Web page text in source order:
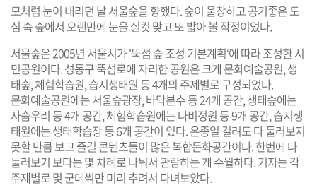
털 R
L
복
사
유
하
기
크
경
하
기
작
경
하
기
모처럼 눈이 내리던 날 서울숲을 향했다. 숲이 울창하고 공기좋은 도
심 속 숲에서 오랜만에 눈을 실컷 맞고 또 밟아 볼 작정이었다.
서울숲은 2005년 서울시가 '뚝섬 숲 조성 기본계획‘에 따라 조성한 시
민공원이다. 성동구 뚝섬로에 자리한 공원은 크게 문화예술공원, 생
태숲, 체험학습원, 습지생태원 등 4개의 주제별로 구성되었다.
문화예술공원에는 서울숲광장, 바닥분수 등 24개 공간, 생태숲에는
사슴우리 등 4개 공간, 체험학습원에는 나비정원 등 9개 공간, 습지생
태원에는 생태학습장 등 6개 공간이 있다. 온종일 걸려도 다 둘러보지
못할 만큼 보고 즐길 콘텐츠들이 많은 복합문화공간이다. 한번에 다
둘러보기 보다는 몇 차례로 나눠서 관람하는 게 수월하다. 기자는 각
주제별로 몇 군데씩만 미리 추려서 다녀보았다.